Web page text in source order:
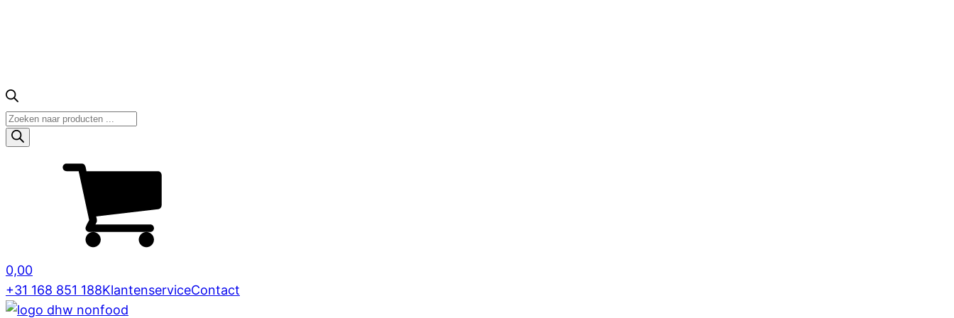
Producten
zoeken
0,00
+31 168 851 188KlantenserviceContact